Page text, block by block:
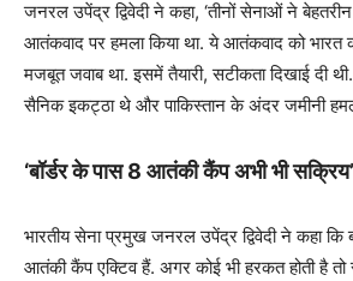
जनरल उपेंद्र द्विवेदी ने कहा, ‘तीनों सेनाओं ने
आतंकवाद पर हमला किया था. ये आतंकवाद को भारत
मजबूत जवाब था. इसमें तैयारी, सटीकता दिखाई दी
सैनिक इकट्ठा थे और पाकिस्तान के अंदर जमीनी
‘बॉर्डर के पास 8 आतंकी कैंप अभी भी सक्रिय’
भारतीय सेना प्रमुख जनरल उपेंद्र द्विवेदी ने कहा कि
आतंकी कैंप एक्टिव हैं. अगर कोई भी हरकत होती है तो